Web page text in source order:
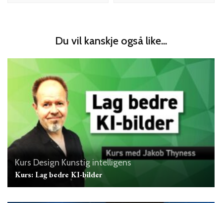
Du vil kanskje også like...
Kurs Design Kunstig intelligens
Kurs: Lag bedre KI-bilder